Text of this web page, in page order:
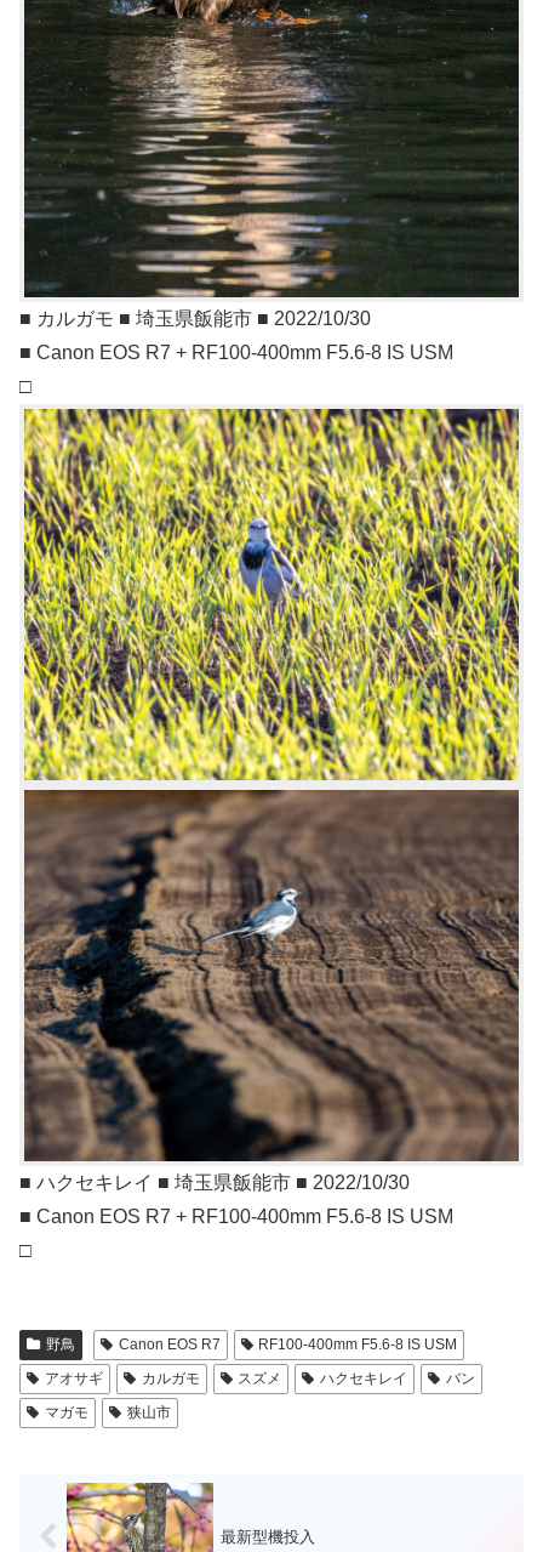
■ カルガモ ■ 埼玉県飯能市 ■ 2022/10/30
■ Canon EOS R7 + RF100-400mm F5.6-8 IS USM
□
■ ハクセキレイ ■ 埼玉県飯能市 ■ 2022/10/30
■ Canon EOS R7 + RF100-400mm F5.6-8 IS USM
□
野鳥 Canon EOS R7
RF100-400mm F5.6-8 IS USM
アオサギ
カルガモ スズメ ハクセキレイ
バン
マガモ
狭山市
最新型機投入